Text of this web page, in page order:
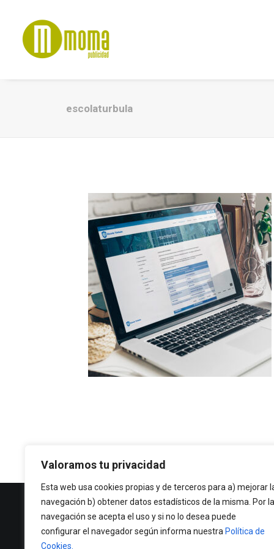
Valoramos tu privacidad
Esta web usa cookies propias y de terceros para a) mejorar
navegación b) obtener datos estadísticos de la misma. Por la
navegación se acepta el uso y si no lo desea puede
configurar el navegador según informa nuestra Política de
Cookies.
escolaturbula
Política de Privacidad
Política de cookies